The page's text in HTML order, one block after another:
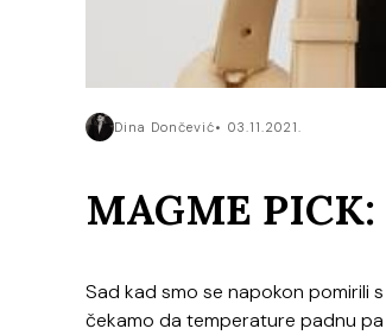
Dina Dončević 03.11.2021.
MAGME PICK:
Sad kad smo se napokon pomirili
čekamo da temperature padnu